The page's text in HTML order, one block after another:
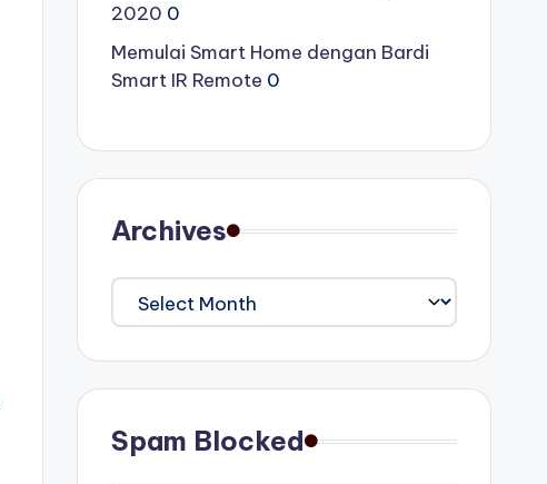
2020 0
Memulai Smart Home dengan Bardi
Smart IR Remote 0
Archives
Archives
Spam Blocked